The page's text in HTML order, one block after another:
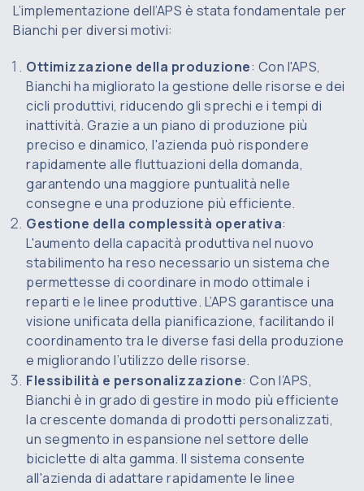
L’implementazione dell’APS è stata fondamentale per
Bianchi per diversi motivi:
Ottimizzazione della produzione: Con l'APS,
Bianchi ha migliorato la gestione delle risorse e dei
cicli produttivi, riducendo gli sprechi e i tempi di
inattività. Grazie a un piano di produzione più
preciso e dinamico, l'azienda può rispondere
rapidamente alle fluttuazioni della domanda,
garantendo una maggiore puntualità nelle
consegne e una produzione più efficiente.
Gestione della complessità operativa:
L'aumento della capacità produttiva nel nuovo
stabilimento ha reso necessario un sistema che
permettesse di coordinare in modo ottimale i
reparti e le linee produttive. L’APS garantisce una
visione unificata della pianificazione, facilitando il
coordinamento tra le diverse fasi della produzione
e migliorando l’utilizzo delle risorse.
Flessibilità e personalizzazione: Con l’APS,
Bianchi è in grado di gestire in modo più efficiente
la crescente domanda di prodotti personalizzati,
un segmento in espansione nel settore delle
biciclette di alta gamma. Il sistema consente
all'azienda di adattare rapidamente le linee